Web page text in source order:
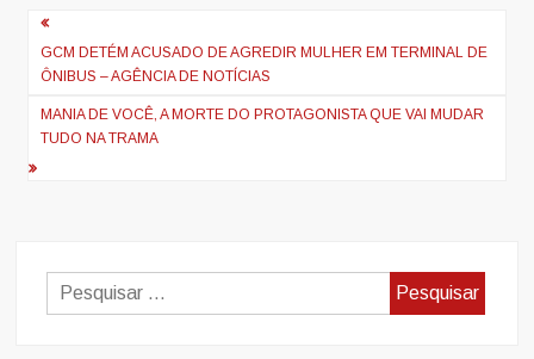
Navegação
de
artigos
GCM DETÉM ACUSADO DE AGREDIR MULHER EM TERMINAL DE
ÔNIBUS – AGÊNCIA DE NOTÍCIAS
MANIA DE VOCÊ, A MORTE DO PROTAGONISTA QUE VAI MUDAR
TUDO NA TRAMA
Pesquisar
por: